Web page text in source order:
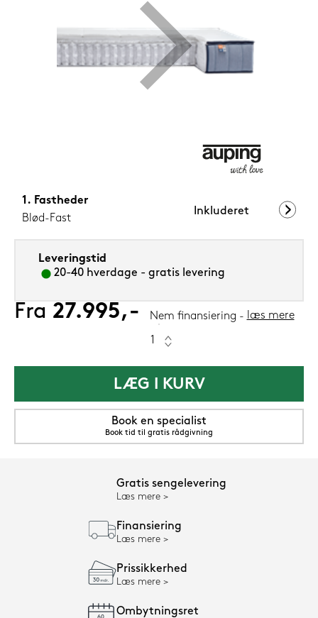
Fastheder
Blød-Fast
Inkluderet
Leveringstid
20-40 hverdage - gratis levering
Fra 27.995,- Nem finansiering læs mere
LÆG I KURV
Book en specialist
Book tid til gratis rådgivning
Gratis sengelevering
Læs mere
Finansiering
Læs mere
Prissikkerhed
Læs mere
Ombytningsret